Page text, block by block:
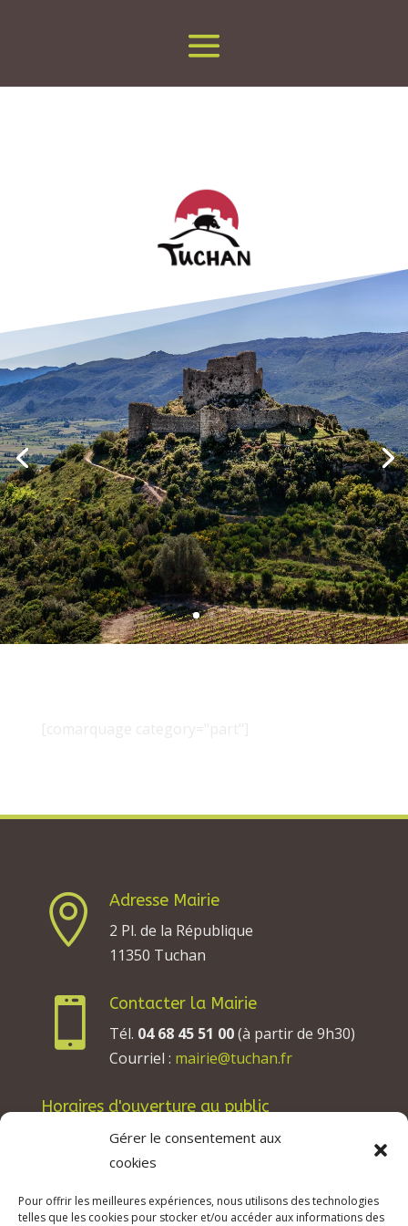
Gérer le consentement aux
cookies
Pour offrir les meilleures expériences, nous utilisons des technologies
telles que les cookies pour stocker et/ou accéder aux informations des

Adresse Mairie
2 Pl. de la République
11350 Tuchan

Contacter la Mairie
Tél. 04 68 45 51 00(à partir de 9h30)
Courriel : mairie@tuchan.fr
Horaires d'ouverture au public
Les lundis, mardis et jeudis : de 8h à 12h et de
13h30 à 17h30.
Les vendredis : de 8h à 12h.